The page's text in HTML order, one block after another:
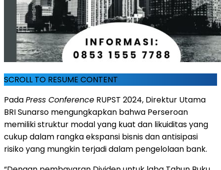
SCROLL TO RESUME CONTENT
PadaPress Conference RUPST 2024, Direktur Utama
BRI Sunarso mengungkapkan bahwa Perseroan
memiliki struktur modal yang kuat dan likuiditas yang
cukup dalam rangka ekspansi bisnis dan antisipasi
risiko yang mungkin terjadi dalam pengelolaan bank.